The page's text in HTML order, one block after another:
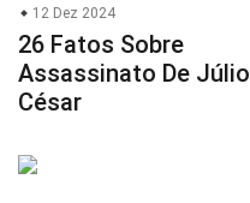
12 Dez 2024
26 Fatos Sobre
Assassinato De Júlio
César